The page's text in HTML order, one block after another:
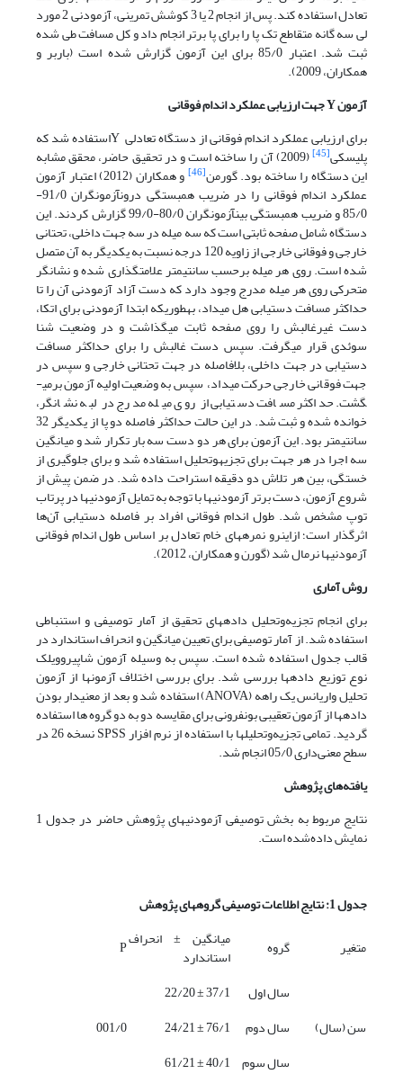
تعادل استفاده کند. پس از انجام 2 یا 3 کوشش تمرینی، آزمودنی 2 مورد
لی سه گانه متقاطع تک پا را برای پا برتر انجام داد و کل مسافت طی شده
ثبت ­شد. اعتبار 85/0 برای این آزمون گزارش شده است (باربر و
همکاران، 2009).
آزمونYجهت ارزیابی عملکرد اندام فوقانی
برای ارزیابی عملکرد اندام فوقانی از دستگاه تعادلی Yاستفاده شد که
پلیسکی[45] (2009) آن را ساخته است و در تحقیق حاضر، محقق مشابه
این دستگاه را ساخته بود. گورمن[46] و همکاران (2012) اعتبار آزمون
عملکرد اندام فوقانی را در ضریب همبستگی درون­آزمونگران 91/0-
85/0 و ضریب همبستگی بین­آزمونگران 80/0-99/0 گزارش کردند. این
دستگاه شامل صفحه ثابتی است که سه میله در سه جهت داخلی، تحتانی
خارجی و فوقانی خارجی از زاویه 120 درجه نسبت به یکدیگر به آن متصل
شده است. روی هر میله برحسب سانتی­متر علامت­گذاری شده و نشانگر
متحرکی روی هر میله مدرج وجود دارد که دست آزاد آزمودنی آن را تا
حداکثر مسافت دستیابی هل می­داد، به­طوریکه ابتدا آزمودنی برای اتکا،
دست غیرغالبش را روی صفحه ثابت می­گذاشت و در وضعیت شنا
سوئدی قرار می­گرفت. سپس دست غالبش را برای حداکثر مسافت
دستیابی در جهت داخلی، بلافاصله در جهت تحتانی خارجی و سپس در
جهت فوقانی خارجی حرکت می­داد، سپس به وضعیت اولیه آزمون برمی­
گشت. حداکثر مسافت دستیابی از روی میله مدرج در لبه نشانگر،
خوانده شده و ثبت شد. در این حالت حداکثر فاصله دو پا از یکدیگر 32
سانتیمتر بود. این آزمون برای هر دو دست سه بار تکرار شد و میانگین
سه اجرا در هر جهت برای تجزیه­وتحلیل استفاده شد و برای جلوگیری از
خستگی، بین هر تلاش دو دقیقه استراحت داده شد. در ضمن پیش از
شروع آزمون، دست برتر آزمودنی­ها با توجه به تمایل آزمودنی­ها در پرتاب
توپ مشخص شد. طول اندام فوقانی افراد بر فاصله دستیابی آن‌ها
اثرگذار است؛ ازاین­رو نمره­های خام تعادل بر اساس طول اندام فوقانی
آزمودنی­ها نرمال شد (گورن و همکاران، 2012).
روش آماری
برای انجام تجزیه‌وتحلیل داده­های تحقیق از آمار توصیفی و استنباطی
استفاده شد. از آمار توصیفی برای تعیین میانگین و انحراف استاندارد در
قالب جدول استفاده شده است. سپس به وسیله آزمون شاپیروویلک
نوع توزیع داده­ها بررسی شد. برای بررسی اختلاف آزمون­ها از آزمون
تحلیل واریانس یک راهه (ANOVA) استفاده شد و بعد از معنی­دار بودن
داده­ها از آزمون تعقیبی بونفرونی برای مقایسه دو به دو گروه ها استفاده
گردید. تمامی تجزیه‌وتحلیل­ها با استفاده از نرم افزار SPSS نسخه 26 در
سطح معنی‌داری 05/0 انجام شد.
یافته‌های پژوهش
نتایج مربوط به بخش توصیفی آزمودنی­های پژوهش حاضر در جدول 1
نمایش داده‌شده است.
جدول 1: نتایج اطلاعات توصیفی گروه­های پژوهش
متغیر
گروه میانگین ± انحراف
استاندارد P
سن (سال)
سال اول
37/1 ± 22/20
001/0
سال دوم
76/1 ± 24/21
سال سوم 40/1 ± 61/21